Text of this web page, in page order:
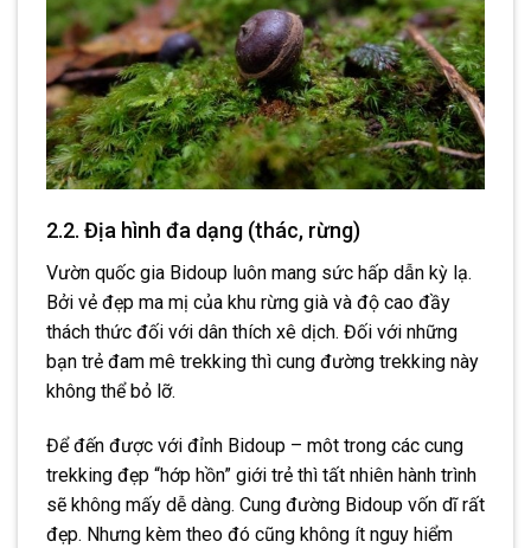
2.2. Địa hình đa dạng (thác, rừng)
Vườn quốc gia Bidoup luôn mang sức hấp dẫn kỳ lạ.
Bởi vẻ đẹp ma mị của khu rừng già và độ cao đầy
thách thức đối với dân thích xê dịch. Đối với những
bạn trẻ đam mê trekking thì cung đường trekking này
không thể bỏ lỡ.
Để đến được với đỉnh Bidoup – môt trong các cung
trekking đẹp “hớp hồn” giới trẻ thì tất nhiên hành trình
sẽ không mấy dễ dàng. Cung đường Bidoup vốn dĩ rất
đẹp. Nhưng kèm theo đó cũng không ít nguy hiểm